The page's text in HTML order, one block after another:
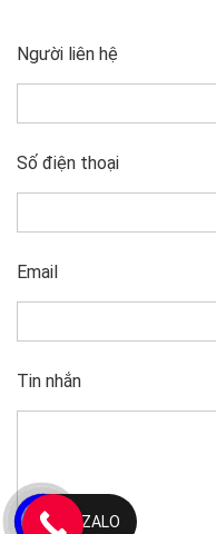
Người liên hệ
Số điện thoại
Email
Tin nhắn
ZALO